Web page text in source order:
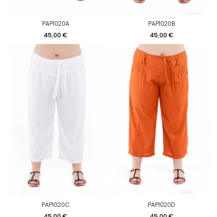
PAP1020A
Prix
45,00 €
PAP1020B
Prix
45,00 €
PAP1020C
PAP1020D